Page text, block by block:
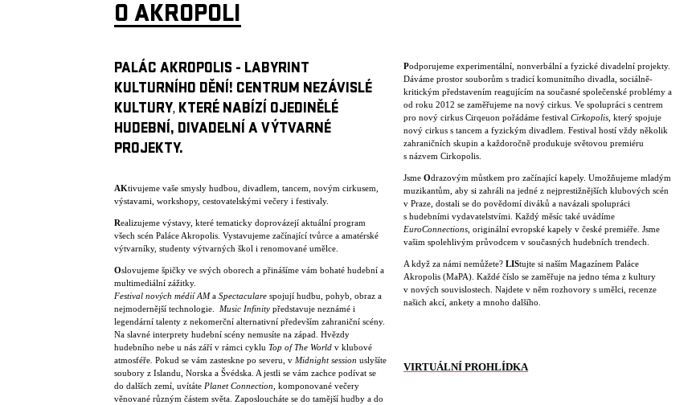
O AKROPOLI
PALÁC AKROPOLIS - LABYRINT
KULTURNÍHO DĚNÍ! CENTRUM NEZÁVISLÉ
KULTURY, KTERÉ NABÍZÍ OJEDINĚLÉ
HUDEBNÍ, DIVADELNÍ A VÝTVARNÉ
PROJEKTY.
AKtivujeme vaše smysly hudbou, divadlem, tancem, novým cirkusem,
výstavami, workshopy, cestovatelskými večery i festivaly.
Realizujeme výstavy, které tematicky doprovázejí aktuální program
všech scén Paláce Akropolis. Vystavujeme začínající tvůrce a amatérské
výtvarníky, studenty výtvarných škol i renomované umělce.
Oslovujeme špičky ve svých oborech a přinášíme vám bohaté hudební a
multimediální zážitky.
Festival nových médií AMa Spectaculare spojují hudbu, pohyb, obraz a
nejmodernější technologie. Music Infinity představuje neznámé i
legendární talenty z nekomerční alternativní především zahraniční scény.
Na slavné interprety hudební scény nemusíte na západ. Hvězdy
hudebního nebe u nás září v rámci cyklu Top of The World v klubové
atmosféře Pokud se vám zasteskne po severu, v Midnight session uslyšíte
soubory z Islandu, Norska a Švédska. A jestli se vám zachce podívat se
do dalších zemí, uvítáte Planet Connection , komponované večery
věnované různým částem světa. Zaposloucháte se do tamější hudby a do
Podporujeme experimentální, nonverbální a fyzické divadelní projekty.
Dáváme prostor souborům s tradicí komunitního divadla, sociálně-
kritickým představením reagujícím na současné společenské problémy a
od roku 2012 se zaměřujeme na nový cirkus. Ve spolupráci s centrem
pro nový cirkus Cirqeuon pořádáme festival Cirkopolis , který spojuje
nový cirkus s tancem a fyzickým divadlem. Festival hostí vždy několik
zahraničních skupin a každoročně produkuje světovou premiéru
s názvem Cirkopolis.
Jsme Odrazovým můstkem pro začínající kapely. Umožňujeme mladým
muzikantům, aby si zahráli na jedné z nejprestižnějších klubových scén
v Praze, dostali se do povědomí diváků a navázali spolupráci
s hudebními vydavatelstvími. Každý měsíc také uvádíme
EuroConnections , originální evropské kapely v české premiéře. Jsme
vašim spolehlivým průvodcem v současných hudebních trendech.
A když za námi nemůžete? LIStujte si naším Magazínem Paláce
Akropolis (MaPA). Každé číslo se zaměřuje na jedno téma z kultury
v nových souvislostech. Najdete v něm rozhovory s umělci, recenze
našich akcí, ankety a mnoho dalšího.
VIRTUÁLNÍ PROHLÍDKA